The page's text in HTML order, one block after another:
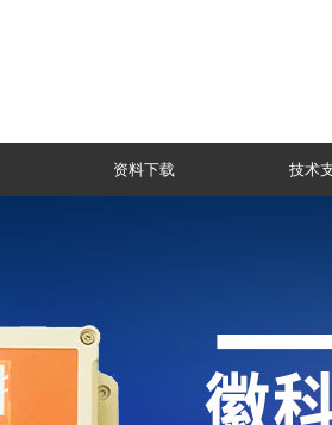
资料下载 技术